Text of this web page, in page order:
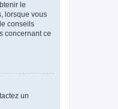
le
lorsque vous
conseils
concernant ce
un